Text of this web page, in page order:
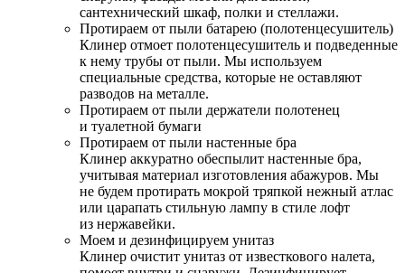
сантехнический шкаф, полки и стеллажи.
Протираем от пыли батарею (полотенцесушитель)
Клинер отмоет полотенцесушитель и подведенные
к нему трубы от пыли. Мы используем
специальные средства, которые не оставляют
разводов на металле.
Протираем от пыли держатели полотенец
и туалетной бумаги
Протираем от пыли настенные бра
Клинер аккуратно обеспылит настенные бра,
учитывая материал изготовления абажуров. Мы
не будем протирать мокрой тряпкой нежный атлас
или царапать стильную лампу в стиле лофт
из нержавейки.
Моем и дезинфицируем унитаз
Клинер очистит унитаз от известкового налета,